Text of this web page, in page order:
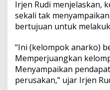
Irjen Rudi menjelaskan,
sekali tak
bertujuan untuk
“Ini (kelompok anarko)
Memperjuangkan
Menyampaikan
perusakan,” ujar Irjen